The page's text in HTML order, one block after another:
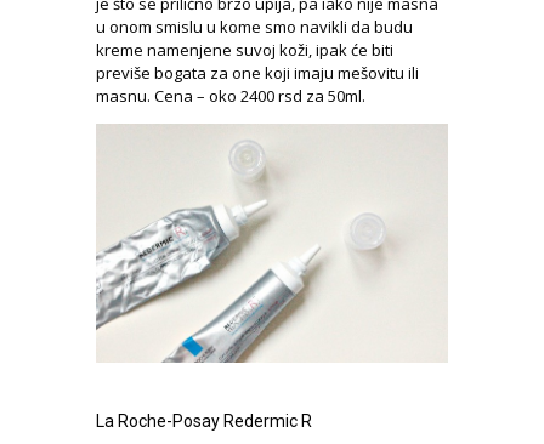
u onom smislu u kome smo navikli da budu
kreme namenjene suvoj koži, ipak će biti
previše bogata za one koji imaju mešovitu ili
masnu. Cena – oko 2400 rsd za 50ml.
La Roche-Posay Redermic R